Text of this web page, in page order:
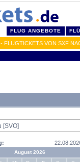
FLUG ANGEBOTE
FLUGTICKETS VON SXF
August 2026